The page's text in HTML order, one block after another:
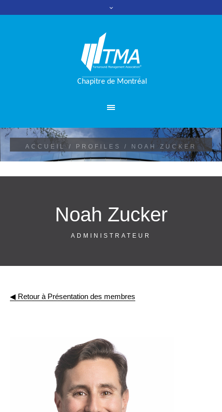
ACCUEIL / PROFILES / NOAH ZUCKER
Noah Zucker
ADMINISTRATEUR
◀︎ Retour à Présentation des membres